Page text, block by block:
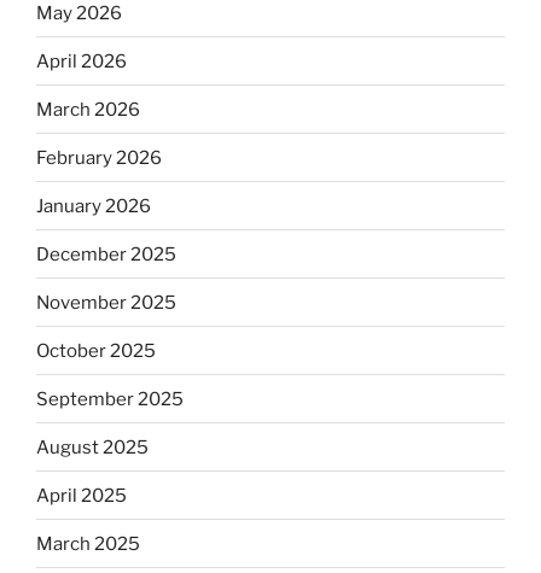
May 2026
April 2026
March 2026
February 2026
January 2026
December 2025
November 2025
October 2025
September 2025
August 2025
April 2025
March 2025